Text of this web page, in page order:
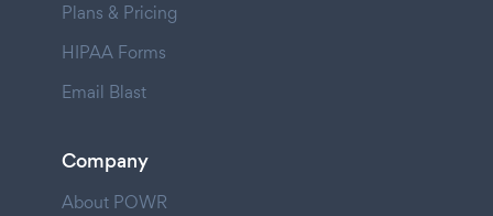
Plans & Pricing
HIPAA Forms
Email Blast
Company
About POWR